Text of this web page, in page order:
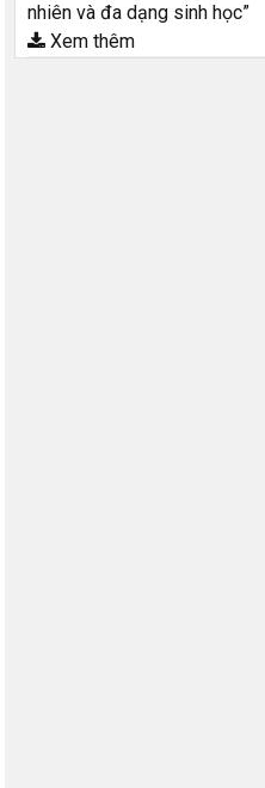
nhiên và đa dạng sinh học”
Xem thêm